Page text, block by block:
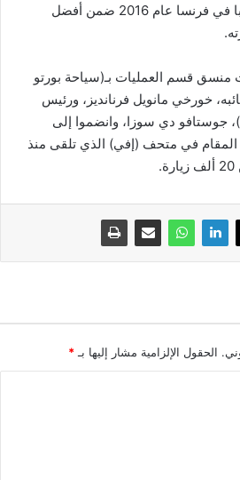
حقق معه لقب بطولة أوروبا في فرنسا عام 2016 ضمن أفضل
قسم العمليات بـ(سياحة بورتو
خورخي مانويل فرنانديز، ورئيس
جوستافو دي سوزا، وانضموا إلى
المقام في متحف (إفي) الذي تلقى منذ
الحقول الإلزامية مشار إليها بـ *